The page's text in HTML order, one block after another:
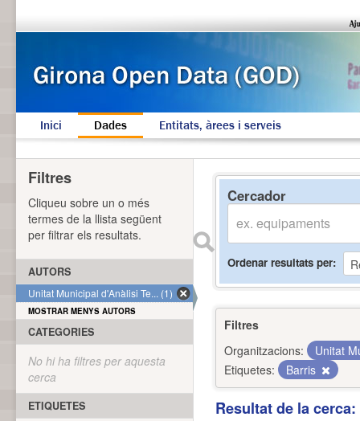
Inici Dades Entitats, àrees i serveis
Cercador
Ordenar resultats per
Filtres
Organitzacions:
Unitat
Etiquetes:
Barris
Resultat de la
Filtres
Cliqueu sobre un o més
termes de la llista següent
per filtrar els resultats.
AUTORS
Unitat Municipal d'Anàlisi Te... (1)
MOSTRAR MENYS AUTORS
CATEGORIES
No hi ha filtres per aquesta
cerca
ETIQUETES